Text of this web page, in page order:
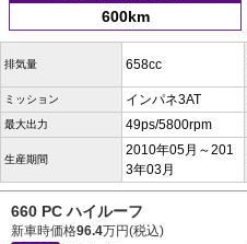
600km
排気量 658cc
ミッション インパネ3AT
最大出力 49ps/5800rpm
生産期間
2010年05月～201
3年03月
660 PC ハイルーフ
新車時価格96.4万円(税込)